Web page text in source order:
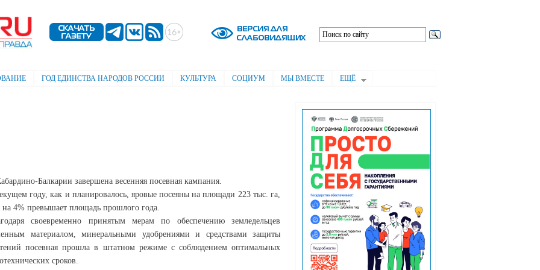
содержанию
ГОД ЕДИНСТВА НАРОДОВ РОССИИ КУЛЬТУРА СОЦИУМ МЫ ВМЕСТЕ ЕЩЁ
Балкарии завершена весенняя посевная кампания.
году, как и планировалось, яровые посеяны на площади 223 тыс. га,
на 4% превышает площадь прошлого года.
своевременно принятым мерам по обеспечению земледельцев
материалом, минеральными удобрениями и средствами защиты
посевная прошла в штатном режиме с соблюдением оптимальных
сроков.